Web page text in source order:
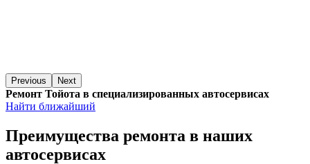
Previous Next
Ремонт Тойота в специализированных автосервисах
Найти ближайший
Преимущества ремонта в наших
автосервисах